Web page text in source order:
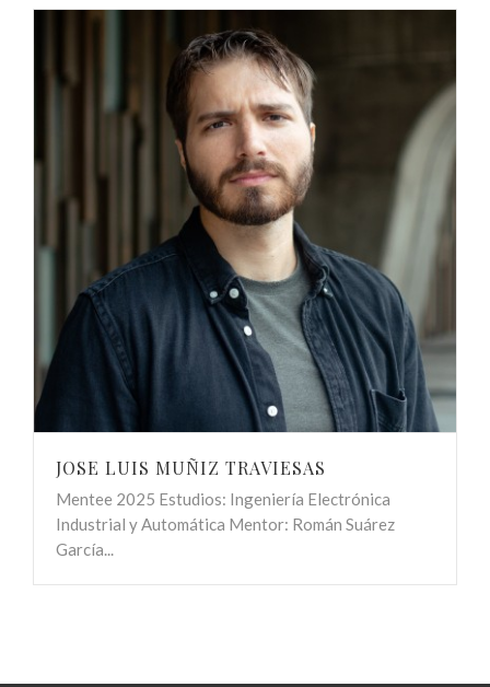
JOSE LUIS MUÑIZ TRAVIESAS
Mentee 2025 Estudios: Ingeniería Electrónica
Industrial y Automática Mentor: Román Suárez
García...